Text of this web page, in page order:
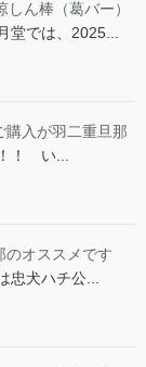
ん棒（葛バー）
堂では、2025...
購入が羽二重旦那
！ い...
のオススメです
忠犬ハチ公...